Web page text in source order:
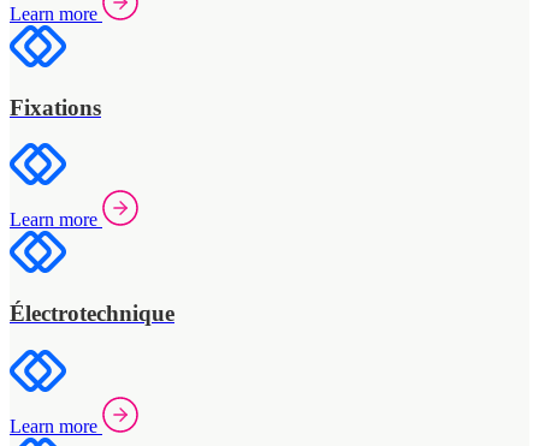
Learn more
Fixations
Learn more
Électrotechnique
Learn more